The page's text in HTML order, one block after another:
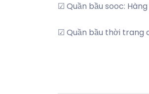
☑ Quần bầu sooc:
☑ Quần bầu thời trang